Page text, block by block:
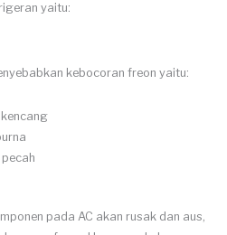
yaitu:
kebocoran freon yaitu:
pada AC akan rusak dan aus,